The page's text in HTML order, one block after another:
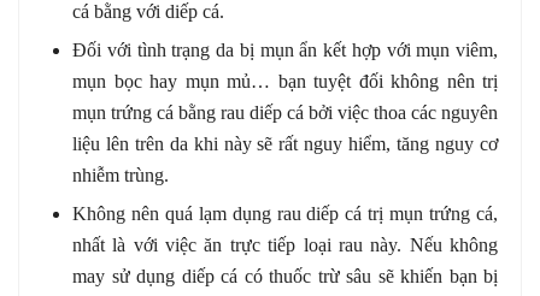
cá bằng với diếp cá.
Đối với tình trạng da bị mụn ẩn kết hợp với mụn viêm,
mụn bọc hay mụn mủ… bạn tuyệt đối không nên trị
mụn trứng cá bằng rau diếp cá bởi việc thoa các nguyên
liệu lên trên da khi này sẽ rất nguy hiểm, tăng nguy cơ
nhiễm trùng.
Không nên quá lạm dụng rau diếp cá trị mụn trứng cá,
nhất là với việc ăn trực tiếp loại rau này. Nếu không
may sử dụng diếp cá có thuốc trừ sâu sẽ khiến bạn bị